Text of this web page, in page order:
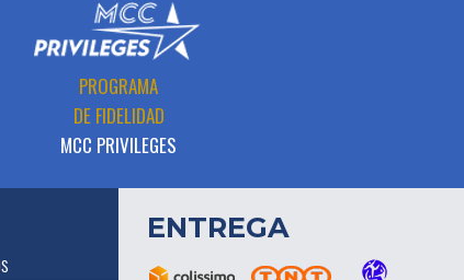
PROGRAMA
DE FIDELIDAD
MCC PRIVILEGES
ENTREGA